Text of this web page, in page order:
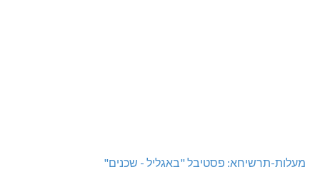
מעלות-תרשיחא: פסטיבל "באגליל - שכנים"